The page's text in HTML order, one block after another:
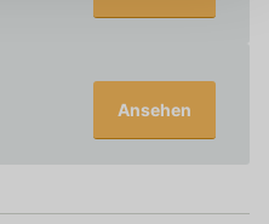
Ansehen